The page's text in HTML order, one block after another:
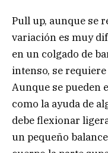
Pull up, aunque se
variación es muy
en un colgado de
intenso, se
Aunque se pueden
como la ayuda de
debe flexionar
un pequeño